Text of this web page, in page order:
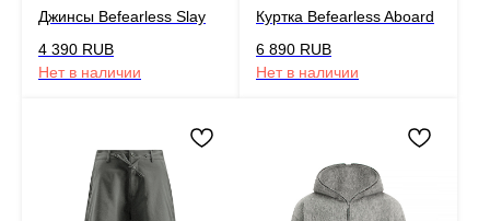
Джинсы Befearless Slay
4 390 RUB
Нет в наличии
Куртка Befearless Aboard
6 890 RUB
Нет в наличии